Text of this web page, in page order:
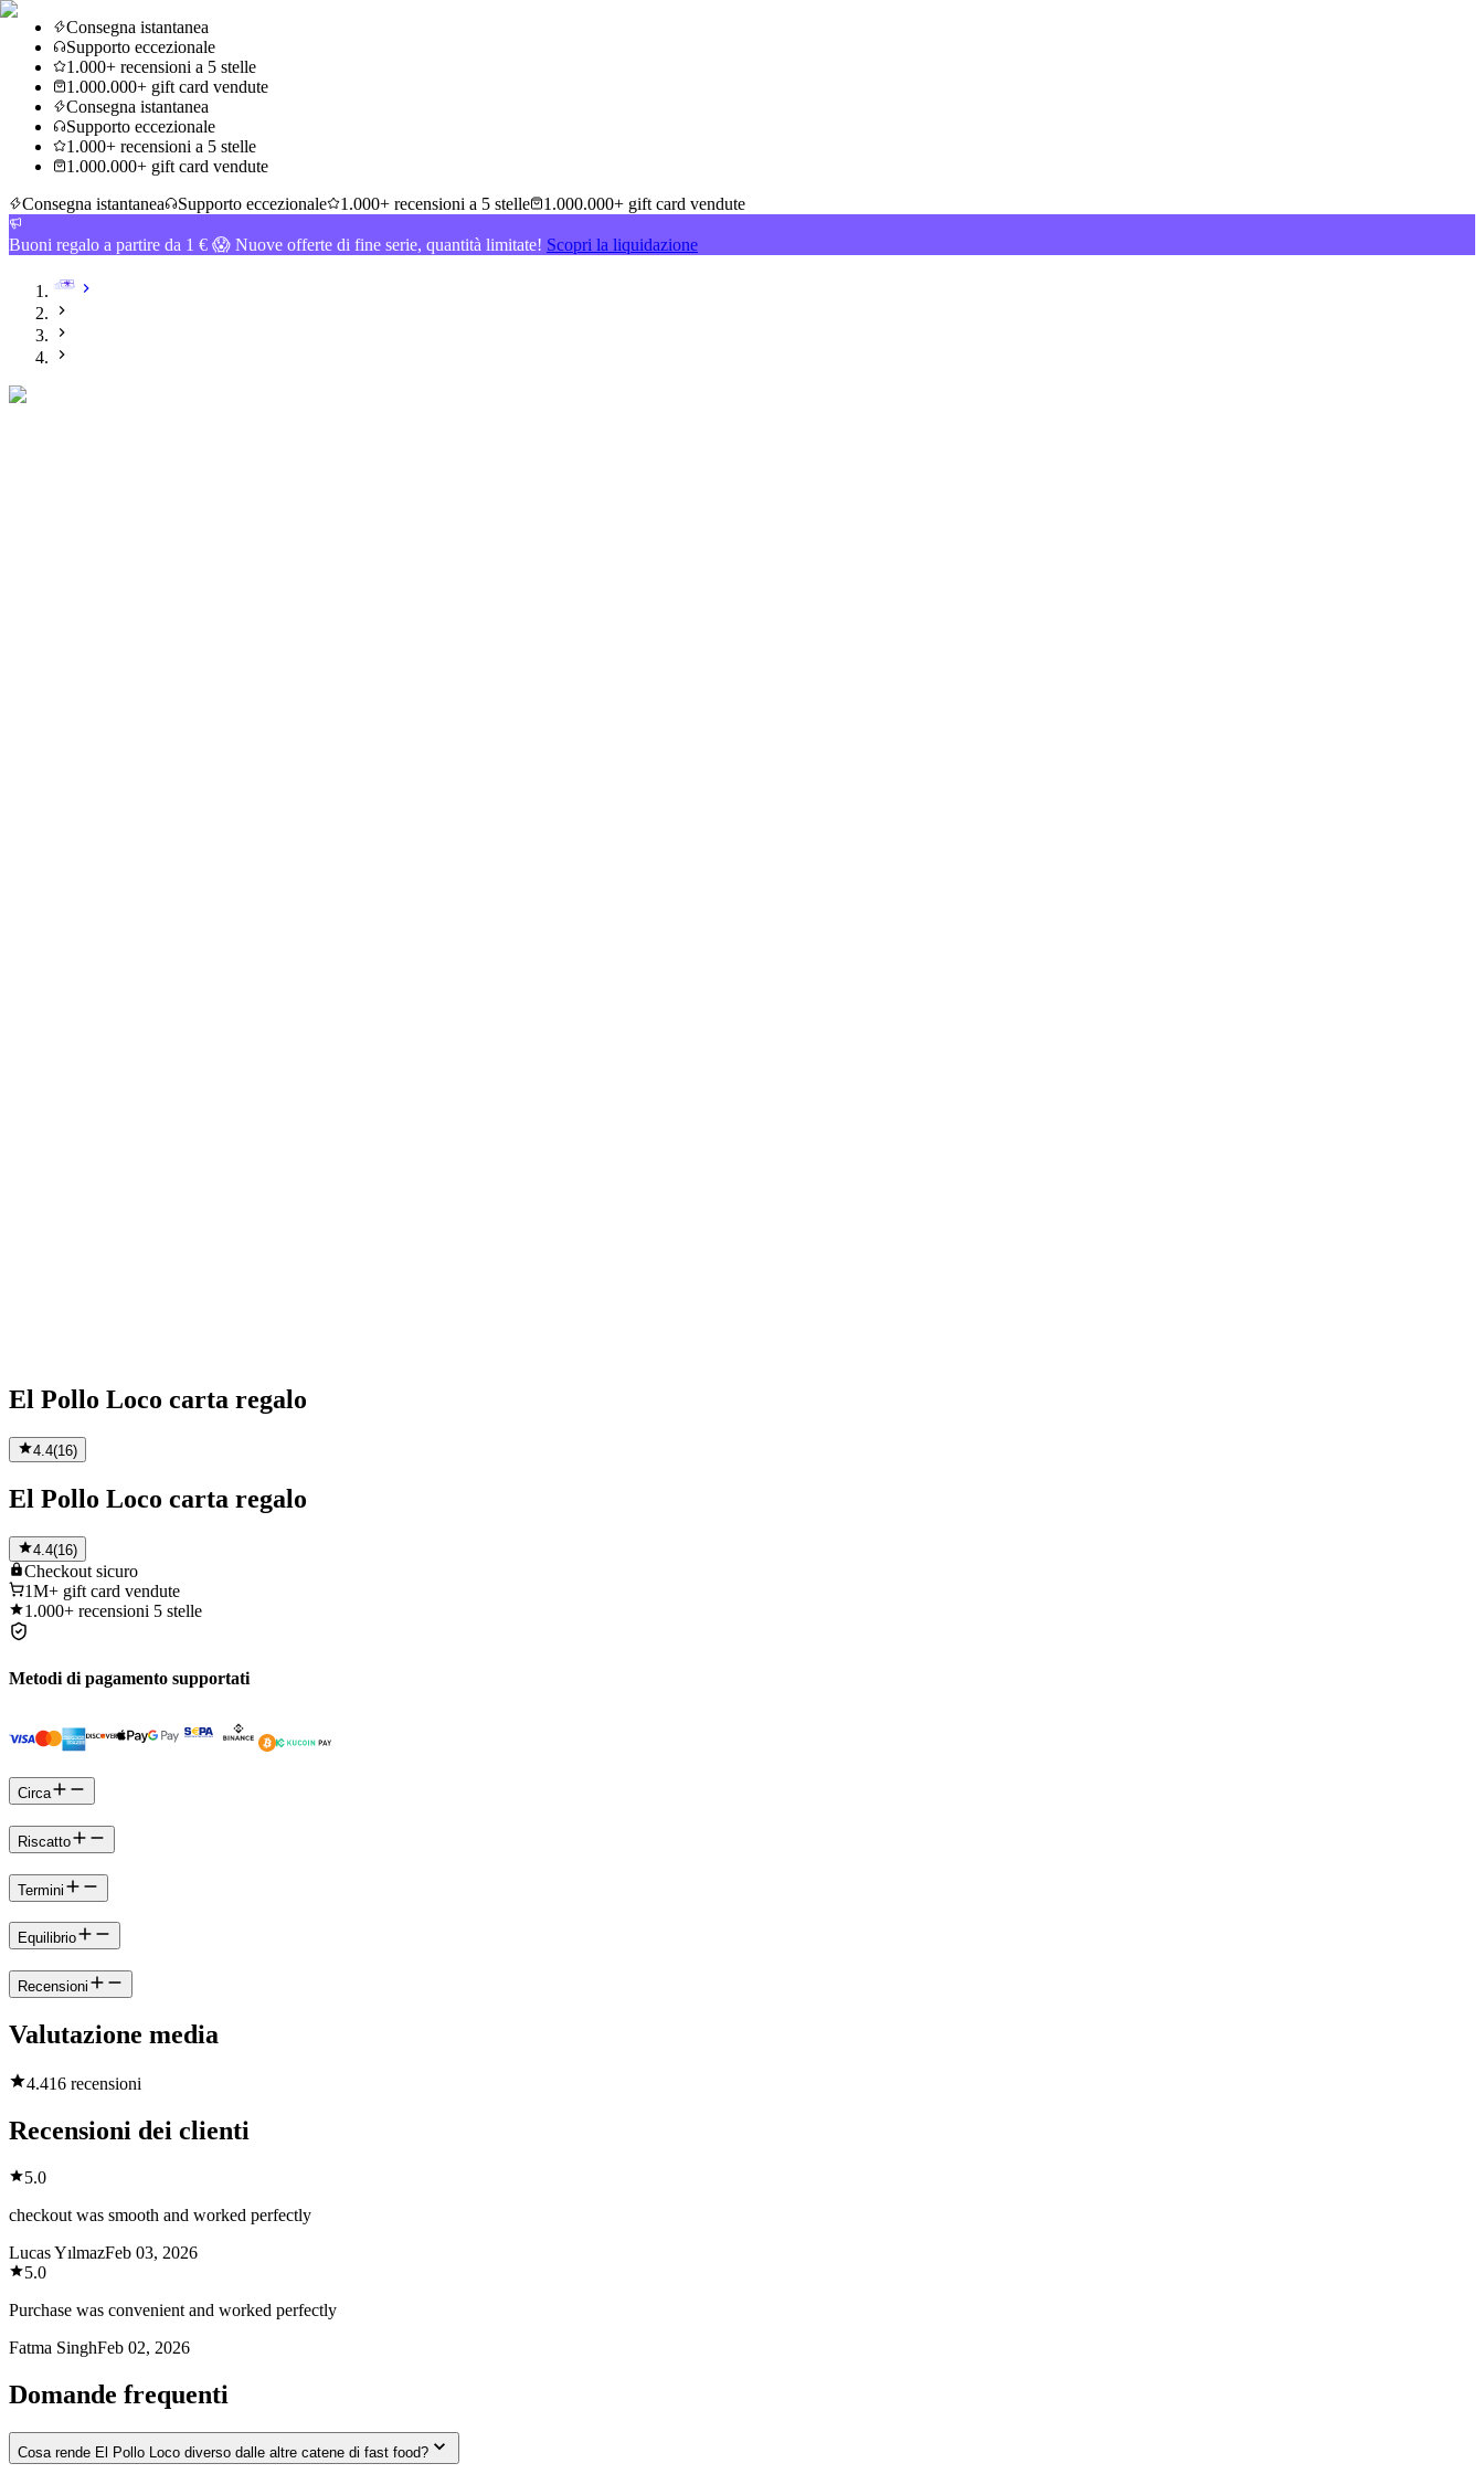
Consegna istantanea
Supporto eccezionale
1.000+ recensioni a 5 stelle
1.000.000+ gift card vendute
Consegna istantanea
Supporto eccezionale
1.000+ recensioni a 5 stelle
1.000.000+ gift card vendute
Consegna istantanea
Supporto eccezionale 1.000+ recensioni a 5 stelle 1.000.000+ gift card vendute
Buoni regalo a partire da 1 € 😱 Nuove offerte di fine serie, quantità limitate! Scopri la liquidazione
El Pollo Loco carta regalo
4.4(16)
El Pollo Loco carta regalo
4.4(16)
Checkout sicuro
1M+ gift card vendute
1.000+ recensioni 5 stelle
Metodi di pagamento supportati
Circa
Riscatto
Termini
Equilibrio
Recensioni
Valutazione media
4.416 recensioni
Recensioni dei clienti
5.0
checkout was smooth and worked perfectly
Lucas YılmazFeb 03, 2026
5.0
Purchase was convenient and worked perfectly
Fatma SinghFeb 02, 2026
Domande frequenti
Cosa rende El Pollo Loco diverso dalle altre catene di fast food?